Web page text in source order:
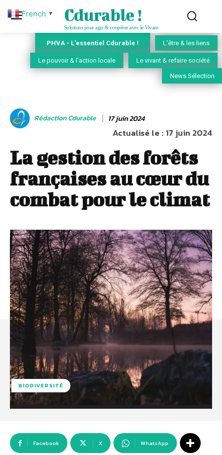
Cdurable !
Solutions pour agir & coopérer avec le Vivant
PHVA - L'essentiel Cdurable ! L'être & les liens
Le pouvoir & l'action locale Le vivant & refaire société
News Sélection
Rédaction Cdurable 17 juin 2024
Actualisé le :17 juin 2024
La gestion des forêts
françaises au cœur du
combat pour le climat
BIODIVERSITÉ
Facebook X WhatsApp
French ▼